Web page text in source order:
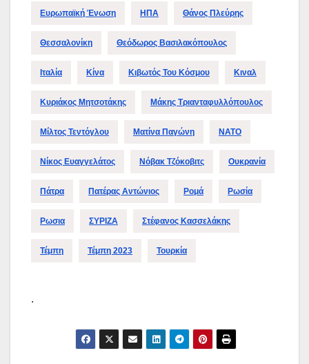
Ευρωπαϊκή Ένωση ΗΠΑ Θάνος Πλεύρης
Θεσσαλονίκη Θεόδωρος Βασιλακόπουλος
Ιταλία Κίνα Κιβωτός Του Κόσμου Κιναλ
Κυριάκος Μητσοτάκης Μάκης Τριανταφυλλόπουλος
Μίλτος Τεντόγλου Ματίνα Παγώνη ΝΑΤΟ
Νίκος Ευαγγελάτος Νόβακ Τζόκοβιτς Ουκρανία
Πάτρα Πατέρας Αντώνιος Ρομά Ρωσία
Ρωσια ΣΥΡΙΖΑ Στέφανος Κασσελάκης
Τέμπη Τέμπη 2023 Τουρκία
.